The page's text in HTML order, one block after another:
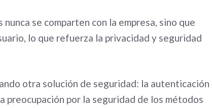
se comparten con la empresa, sino que
lo que refuerza la privacidad y seguridad
otra solución de seguridad: la autenticación
preocupación por la seguridad de los métodos